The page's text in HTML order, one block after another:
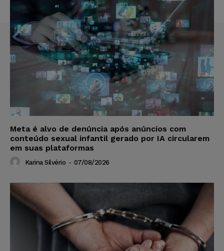
Meta é alvo de denúncia após anúncios com
conteúdo sexual infantil gerado por IA circularem
em suas plataformas
Karina Silvério - 07/08/2026